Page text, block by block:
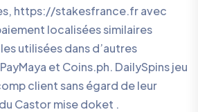
https://stakesfrance.fr avec
localisées similaires
utilisées dans d’autres
et Coins.ph. DailySpins jeu
client sans égard de leur
Castor mise doket .